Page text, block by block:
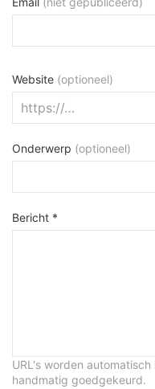
Website (optioneel)
Onderwerp (optioneel)
Bericht *
URL's worden
handmatig goedgekeurd.